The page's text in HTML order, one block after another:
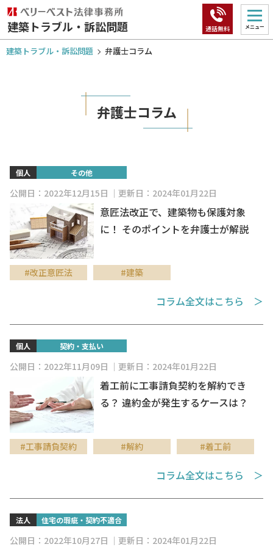
建築トラブル・訴訟問題 通話無料 メニュー
建築トラブル・訴訟問題 弁護士コラム
弁護士コラム
個人 その他
公開日：2022年12月15日 更新日：2024年01月22日
意匠法改正で、建築物も保護対象
に！ そのポイントを弁護士が解説
#改正意匠法 #建築
コラム全文はこちら ＞
個人 契約・支払い
公開日：2022年11月09日 更新日：2024年01月22日
着工前に工事請負契約を解約でき
る？ 違約金が発生するケースは？
#工事請負契約 #解約 #着工前
コラム全文はこちら ＞
法人 住宅の瑕疵・契約不適合
公開日：2022年10月27日 更新日：2024年01月22日